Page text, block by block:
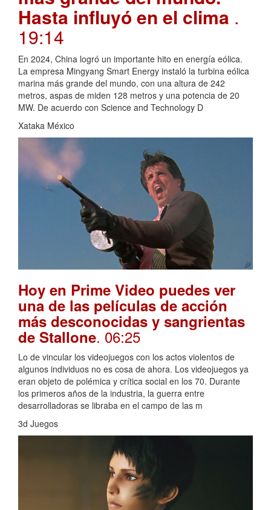
Hasta influyó en el clima .
19:14
En 2024, China logró un importante hito en energía eólica.
La empresa Mingyang Smart Energy instaló la turbina eólica
marina más grande del mundo, con una altura de 242
metros, aspas de miden 128 metros y una potencia de 20
MW. De acuerdo con Science and Technology D
Xataka México
Hoy en Prime Video puedes ver
una de las películas de acción
más desconocidas y sangrientas
de Stallone. 06:25
Lo de vincular los videojuegos con los actos violentos de
algunos individuos no es cosa de ahora. Los videojuegos ya
eran objeto de polémica y crítica social en los 70. Durante
los primeros años de la industria, la guerra entre
desarrolladoras se libraba en el campo de las m
3d Juegos